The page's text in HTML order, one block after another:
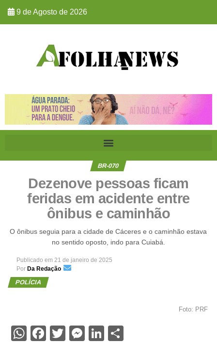
9 de Agosto de 2026
BR-070
Dezenove pessoas ficam
feridas em acidente entre
ônibus e caminhão
O ônibus seguia para a cidade de Cáceres e o caminhão estava
no sentido oposto, indo para Cuiabá.
Publicado em 21 de janeiro de 2025
Por Da Redação
POLÍCIA
Foto: PRF
WhatsApp
Facebook
Twitter
Messenger
LinkedIn
Share